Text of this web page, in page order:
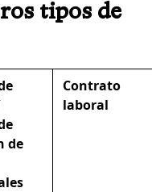
tipos de
de
Contrato
laboral